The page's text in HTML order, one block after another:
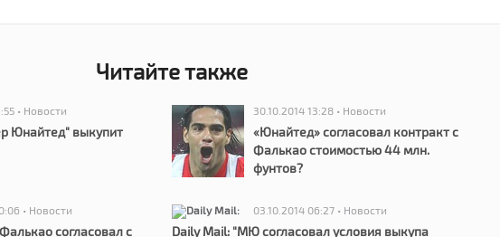
Читайте также
• Новости
Юнайтед" выкупит
30.10.2014 13:28 • Новости
«Юнайтед» согласовал контракт с
Фалькао стоимостью 44 млн.
фунтов?
• Новости
согласовал с
03.10.2014 06:27 • Новости
Daily Mail: "МЮ согласовал условия выкупа